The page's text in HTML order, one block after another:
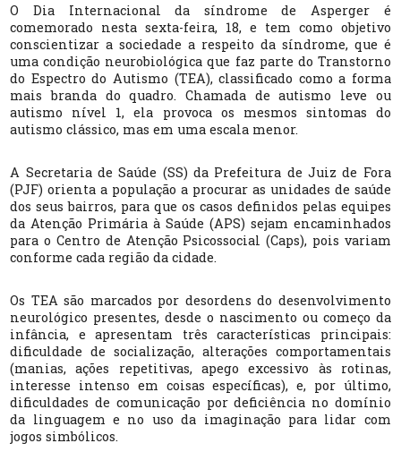
O Dia Internacional da síndrome de Asperger é
comemorado nesta sexta-feira, 18, e tem como objetivo
conscientizar a sociedade a respeito da síndrome, que é
uma condição neurobiológica que faz parte do Transtorno
do Espectro do Autismo (TEA), classificado como a forma
mais branda do quadro. Chamada de autismo leve ou
autismo nível 1, ela provoca os mesmos sintomas do
autismo clássico, mas em uma escala menor.
A Secretaria de Saúde (SS) da Prefeitura de Juiz de Fora
(PJF) orienta a população a procurar as unidades de saúde
dos seus bairros, para que os casos definidos pelas equipes
da Atenção Primária à Saúde (APS) sejam encaminhados
para o Centro de Atenção Psicossocial (Caps), pois variam
conforme cada região da cidade.
Os TEA são marcados por desordens do desenvolvimento
neurológico presentes, desde o nascimento ou começo da
infância, e apresentam três características principais:
dificuldade de socialização, alterações comportamentais
(manias, ações repetitivas, apego excessivo às rotinas,
interesse intenso em coisas específicas), e, por último,
dificuldades de comunicação por deficiência no domínio
da linguagem e no uso da imaginação para lidar com
jogos simbólicos.